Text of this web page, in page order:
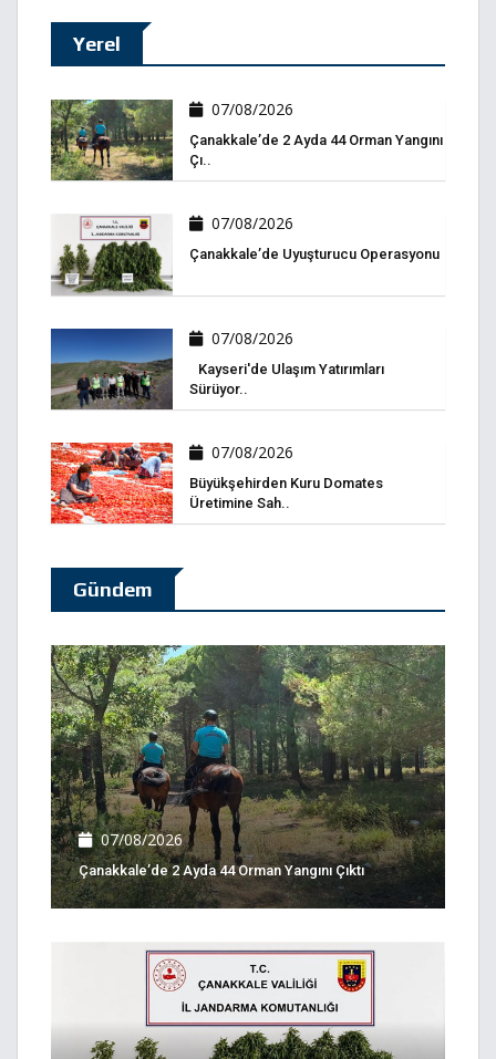
Yerel
07/08/2026
Çanakkale’de 2 Ayda 44 Orman Yangını
Çı..
07/08/2026
Çanakkale’de Uyuşturucu Operasyonu
07/08/2026
Kayseri'de Ulaşım Yatırımları
Sürüyor..
07/08/2026
Büyükşehirden Kuru Domates
Üretimine Sah..
Gündem
07/08/2026
Çanakkale’de 2 Ayda 44 Orman Yangını Çıktı